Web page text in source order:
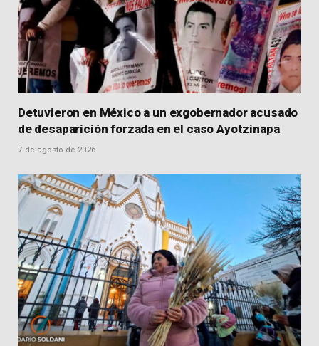
Detuvieron en México a un exgobernador acusado
de desaparición forzada en el caso Ayotzinapa
7 de agosto de 2026